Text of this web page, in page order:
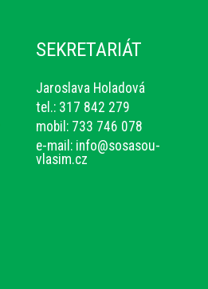
SEKRETARIÁT
Jaroslava Holadová
tel.: 317 842 279
mobil: 733 746 078
e-mail: info@sosasou-
vlasim.cz